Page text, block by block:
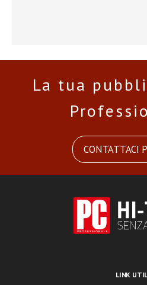
La tua
CONTATTACI
LINK